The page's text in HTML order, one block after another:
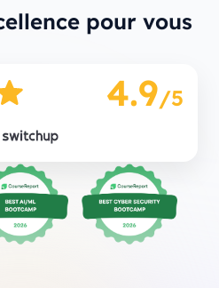
pour vous
4.9/5